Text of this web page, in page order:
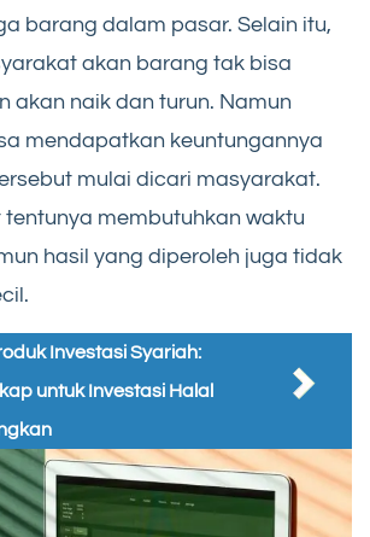
barang dalam pasar. Selain itu,
akan barang tak bisa
akan naik dan turun. Namun
mendapatkan keuntungannya
mulai dicari masyarakat.
tentunya membutuhkan waktu
hasil yang diperoleh juga tidak
Investasi Syariah:
untuk Investasi Halal